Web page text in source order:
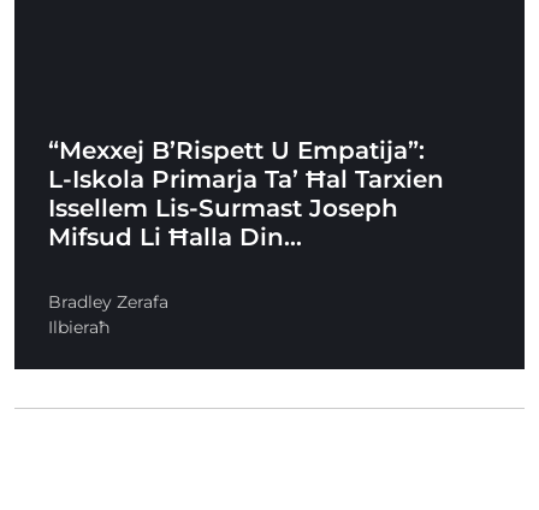
“Mexxej B’Rispett U Empatija”:
L-Iskola Primarja Ta’ Ħal Tarxien
Issellem Lis-Surmast Joseph
Mifsud Li Ħalla Din…
Bradley Zerafa
Ilbieraħ